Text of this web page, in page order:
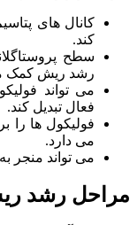
کانال های
کند.
رشد ریش کمک
می تواند
فعال تبدیل کند.
فولیکول ها را
می دارد.
می تواند منجر
مراحل رشد